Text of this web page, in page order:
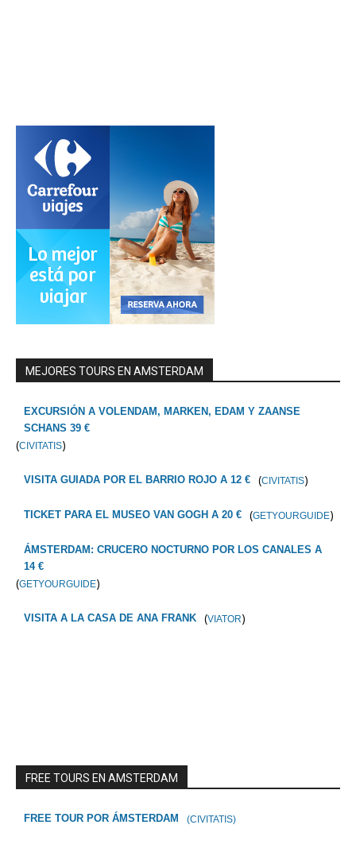
MEJORES TOURS EN AMSTERDAM
EXCURSIÓN A VOLENDAM, MARKEN, EDAM Y ZAANSE
SCHANS 39 €
(CIVITATIS)
VISITA GUIADA POR EL BARRIO ROJO A 12 € (CIVITATIS)
TICKET PARA EL MUSEO VAN GOGH A 20 € (GETYOURGUIDE)
ÁMSTERDAM: CRUCERO NOCTURNO POR LOS CANALES A
14 €
(GETYOURGUIDE)
VISITA A LA CASA DE ANA FRANK (VIATOR)
FREE TOURS EN AMSTERDAM
FREE TOUR POR ÁMSTERDAM (CIVITATIS)